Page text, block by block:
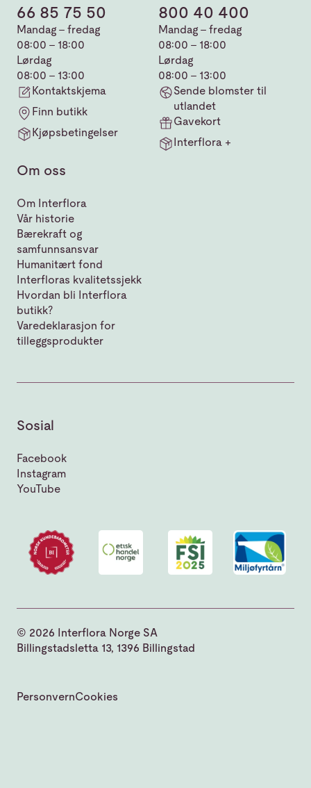
66 85 75 50
Mandag - fredag
08:00 - 18:00
Lørdag
08:00 - 13:00
Kontaktskjema
Finn butikk
Kjøpsbetingelser
800 40 400
Mandag - fredag
08:00 - 18:00
Lørdag
08:00 - 13:00
Sende blomster til
utlandet
Gavekort
Interflora +
Om oss
Om Interflora
Vår historie
Bærekraft og
samfunnsansvar
Humanitært fond
Interfloras kvalitetssjekk
Hvordan bli Interflora
butikk?
Varedeklarasjon for
tilleggsprodukter
Sosial
Facebook
Instagram
YouTube
© 2026 Interflora Norge SA
Billingstadsletta 13, 1396 Billingstad
PersonvernCookies